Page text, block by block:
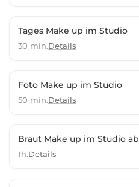
Tages Make up im Studio
30 min.Details
Foto Make up im Studio
50 min.Details
Braut Make up im Studio ab
1h.Details